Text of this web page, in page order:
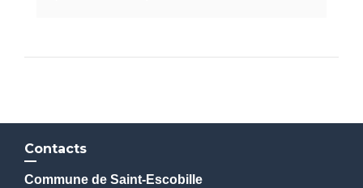
Contacts
Commune de Saint-Escobille